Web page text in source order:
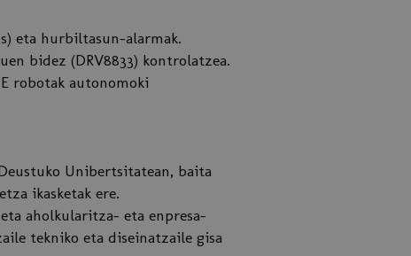
eta hurbiltasun-alarmak.
bidez (DRV8833) kontrolatzea.
robotak autonomoki
Unibertsitatean, baita
ikasketak ere.
aholkularitza- eta enpresa-
tekniko eta diseinatzaile gisa